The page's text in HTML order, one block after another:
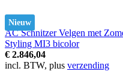
Nieuw
AC Schnitzer Velgen met
Styling MI3 bicolor
€ 2.846,04
incl. BTW, plus verzending